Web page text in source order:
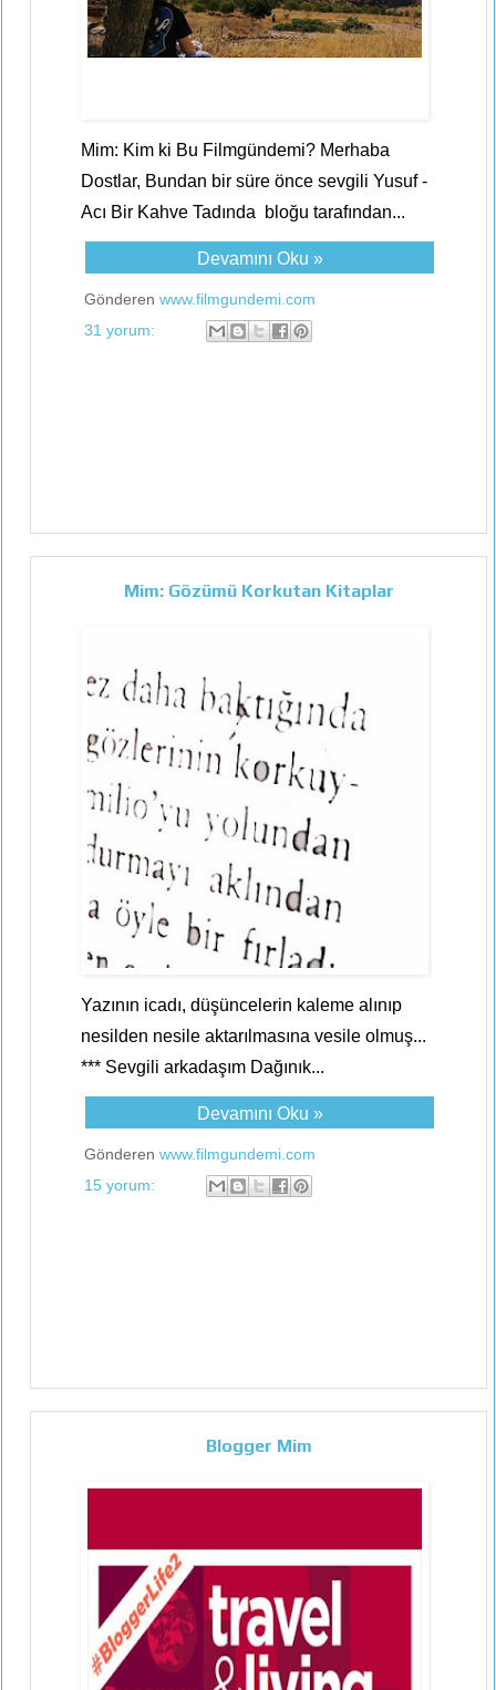
Mim: Kim ki Bu Filmgündemi? Merhaba
Dostlar, Bundan bir süre önce sevgili Yusuf -
Acı Bir Kahve Tadında bloğu tarafından...
Devamını Oku »
Gönderen www.filmgundemi.com
31 yorum:
Mim: Gözümü Korkutan Kitaplar
Yazının icadı, düşüncelerin kaleme alınıp
nesilden nesile aktarılmasına vesile olmuş...
*** Sevgili arkadaşım Dağınık...
Devamını Oku »
Gönderen www.filmgundemi.com
15 yorum:
Blogger Mim